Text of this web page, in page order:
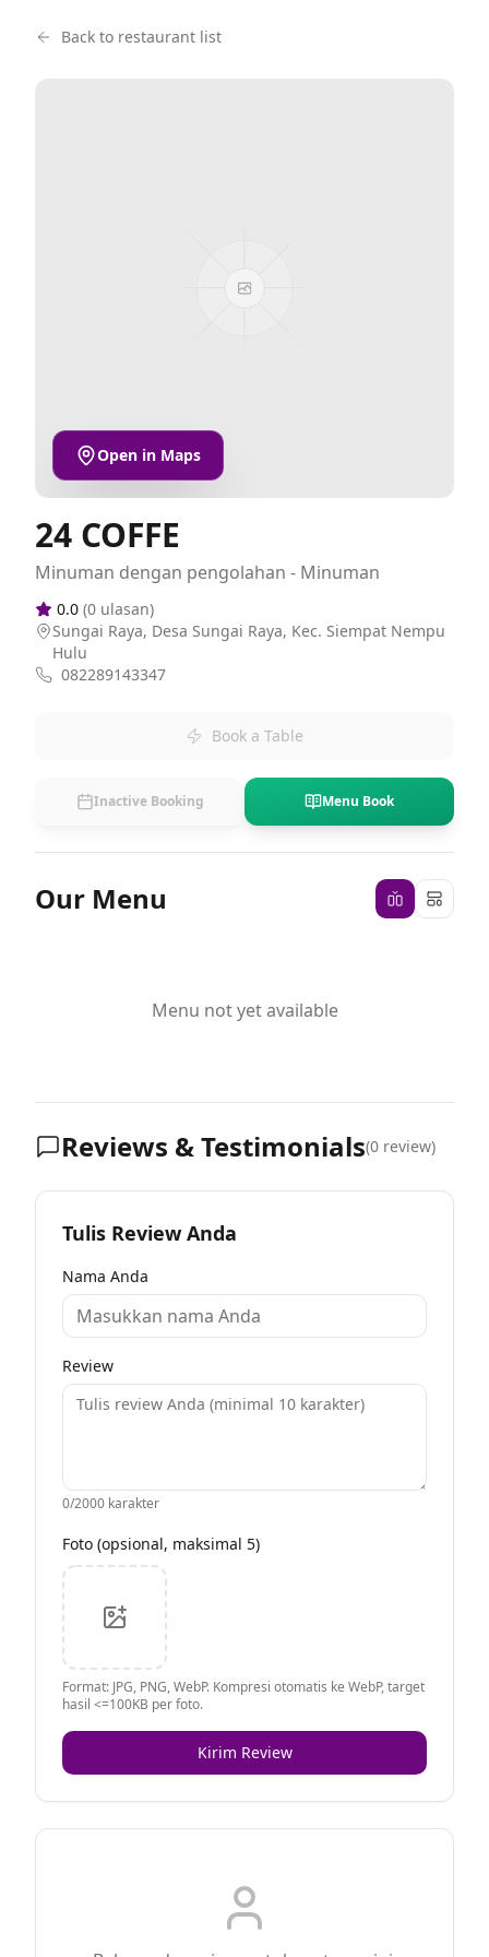
Back to restaurant list
Open in Maps
24 COFFE
Minuman dengan pengolahan - Minuman
0.0 (0 ulasan)
Sungai Raya, Desa Sungai Raya, Kec. Siempat Nempu
Hulu
082289143347
Book a Table
Inactive Booking Menu Book
Our Menu
Menu not yet available
Reviews & Testimonials(0 review)
Tulis Review Anda
Nama Anda
Review
0/2000 karakter
Foto (opsional, maksimal 5)
Format: JPG, PNG, WebP. Kompresi otomatis ke WebP, target
hasil <=100KB per foto.
Kirim Review